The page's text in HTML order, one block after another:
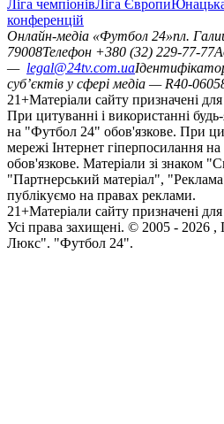
Ліга чемпіонівЛіга Європи
конференцій
Онлайн-медіа «Футбол 24»пл.
79008Телефон +380 (32) 229-77-77
— legal@24tv.com.ua
суб’єктів у сфері медіа — R40-
21+Матеріали сайту призначені
При цитуванні і використанні
на "Футбол 24" обов'язкове. При
мережі Інтернет гіперпосилання на
обов'язкове. Матеріали зі знаком
"Партнерський матеріал",
публікуємо на правах реклами.
21+Матеріали сайту призначені
Усi права захищенi. © 2005 - 2026 ,
Люкс". "Футбол 24".